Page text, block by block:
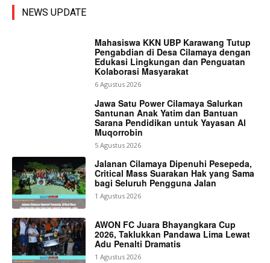
NEWS UPDATE
Mahasiswa KKN UBP Karawang Tutup
Pengabdian di Desa Cilamaya dengan
Edukasi Lingkungan dan Penguatan
Kolaborasi Masyarakat
6 Agustus 2026
Jawa Satu Power Cilamaya Salurkan
Santunan Anak Yatim dan Bantuan
Sarana Pendidikan untuk Yayasan Al
Muqorrobin
5 Agustus 2026
Jalanan Cilamaya Dipenuhi Pesepeda,
Critical Mass Suarakan Hak yang Sama
bagi Seluruh Pengguna Jalan
1 Agustus 2026
AWON FC Juara Bhayangkara Cup
2026, Taklukkan Pandawa Lima Lewat
Adu Penalti Dramatis
1 Agustus 2026